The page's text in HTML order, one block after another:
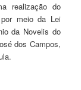
realização do
meio da Lei
da Novelis do
dos Campos,